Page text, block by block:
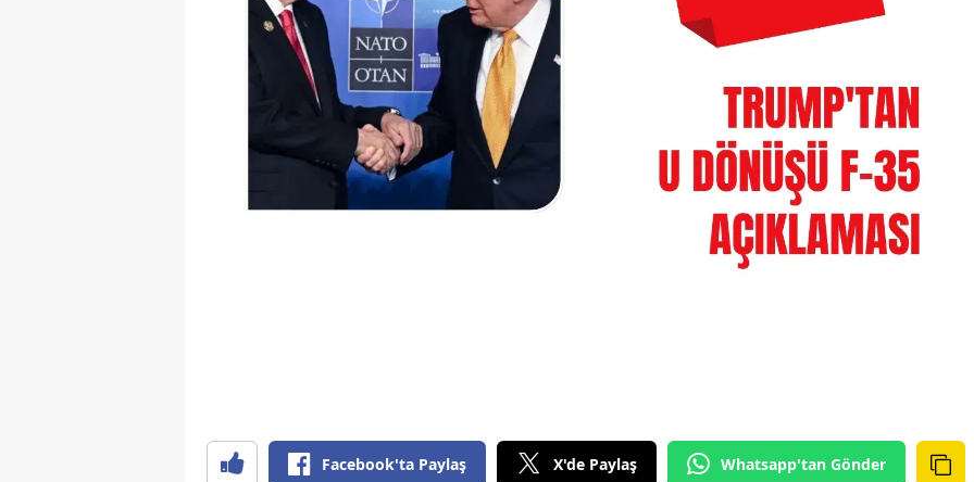
Eskişehir
Facebook'ta Paylaş X'de Paylaş Whatsapp'tan Gönder
Ambarlı
Limanı'nda dev
milyar liralık
pregaba...
AKOM'dan
etkil...